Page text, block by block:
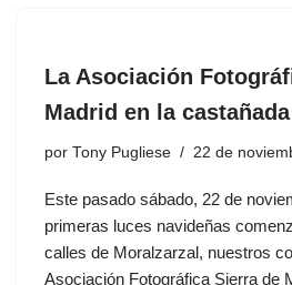
La Asociación
Madrid en la
por Tony Pugliese 22 de
Este pasado sábado, 22 de
primeras luces navideñas
calles de Moralzarzal, nuestros
Asociación Fotográfica Sierra de